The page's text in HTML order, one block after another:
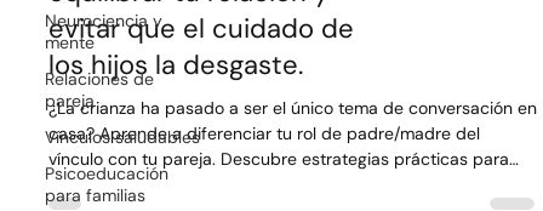
Neurociencia y
mente
Relaciones de
pareja
Vínculos saludables
Psicoeducación
para familias
Pareja y Crianza: Cómo
equilibrar tu relación y
evitar que el cuidado de
los hijos la desgaste.